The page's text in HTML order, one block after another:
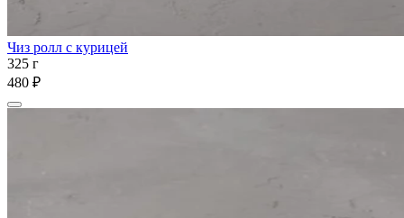
Чиз ролл с курицей
325 г
480 ₽